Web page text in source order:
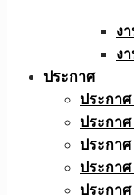
ง
ง
ประกาศ
ประกาศ
ประกาศ
ประกาศ
ประกาศ
ประกาศ